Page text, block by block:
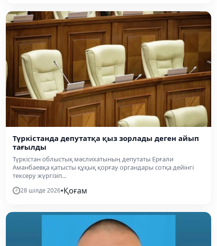
Түркістанда депутатқа қыз зорлады деген айып
тағылды
Түркістан облыстық мәслихатының депутаты Ерғали
Аманбаевқа қатысты құқық қорғау органдары сотқа дейінгі
тексеру жүргізіп...
28 шілде 2026•Қоғам